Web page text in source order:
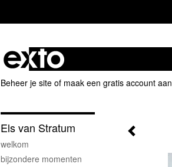
Beheer je site of maak een gratis account aan
Els van Stratum
welkom
bijzondere momenten